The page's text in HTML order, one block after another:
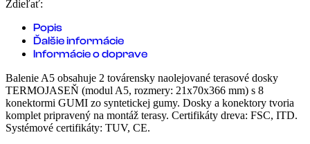
Zdieľať:
Popis
Ďalšie informácie
Informácie o doprave
Balenie A5 obsahuje 2 továrensky naolejované terasové dosky
TERMOJASEŇ (modul A5, rozmery: 21x70x366 mm) s 8
konektormi GUMI zo syntetickej gumy. Dosky a konektory tvoria
komplet pripravený na montáž terasy. Certifikáty dreva: FSC, ITD.
Systémové certifikáty: TUV, CE.